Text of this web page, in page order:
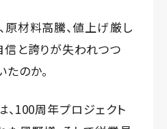
材料高騰、値上げ――厳し
信と誇りが失われつつ
のか。
100周年プロジェクト